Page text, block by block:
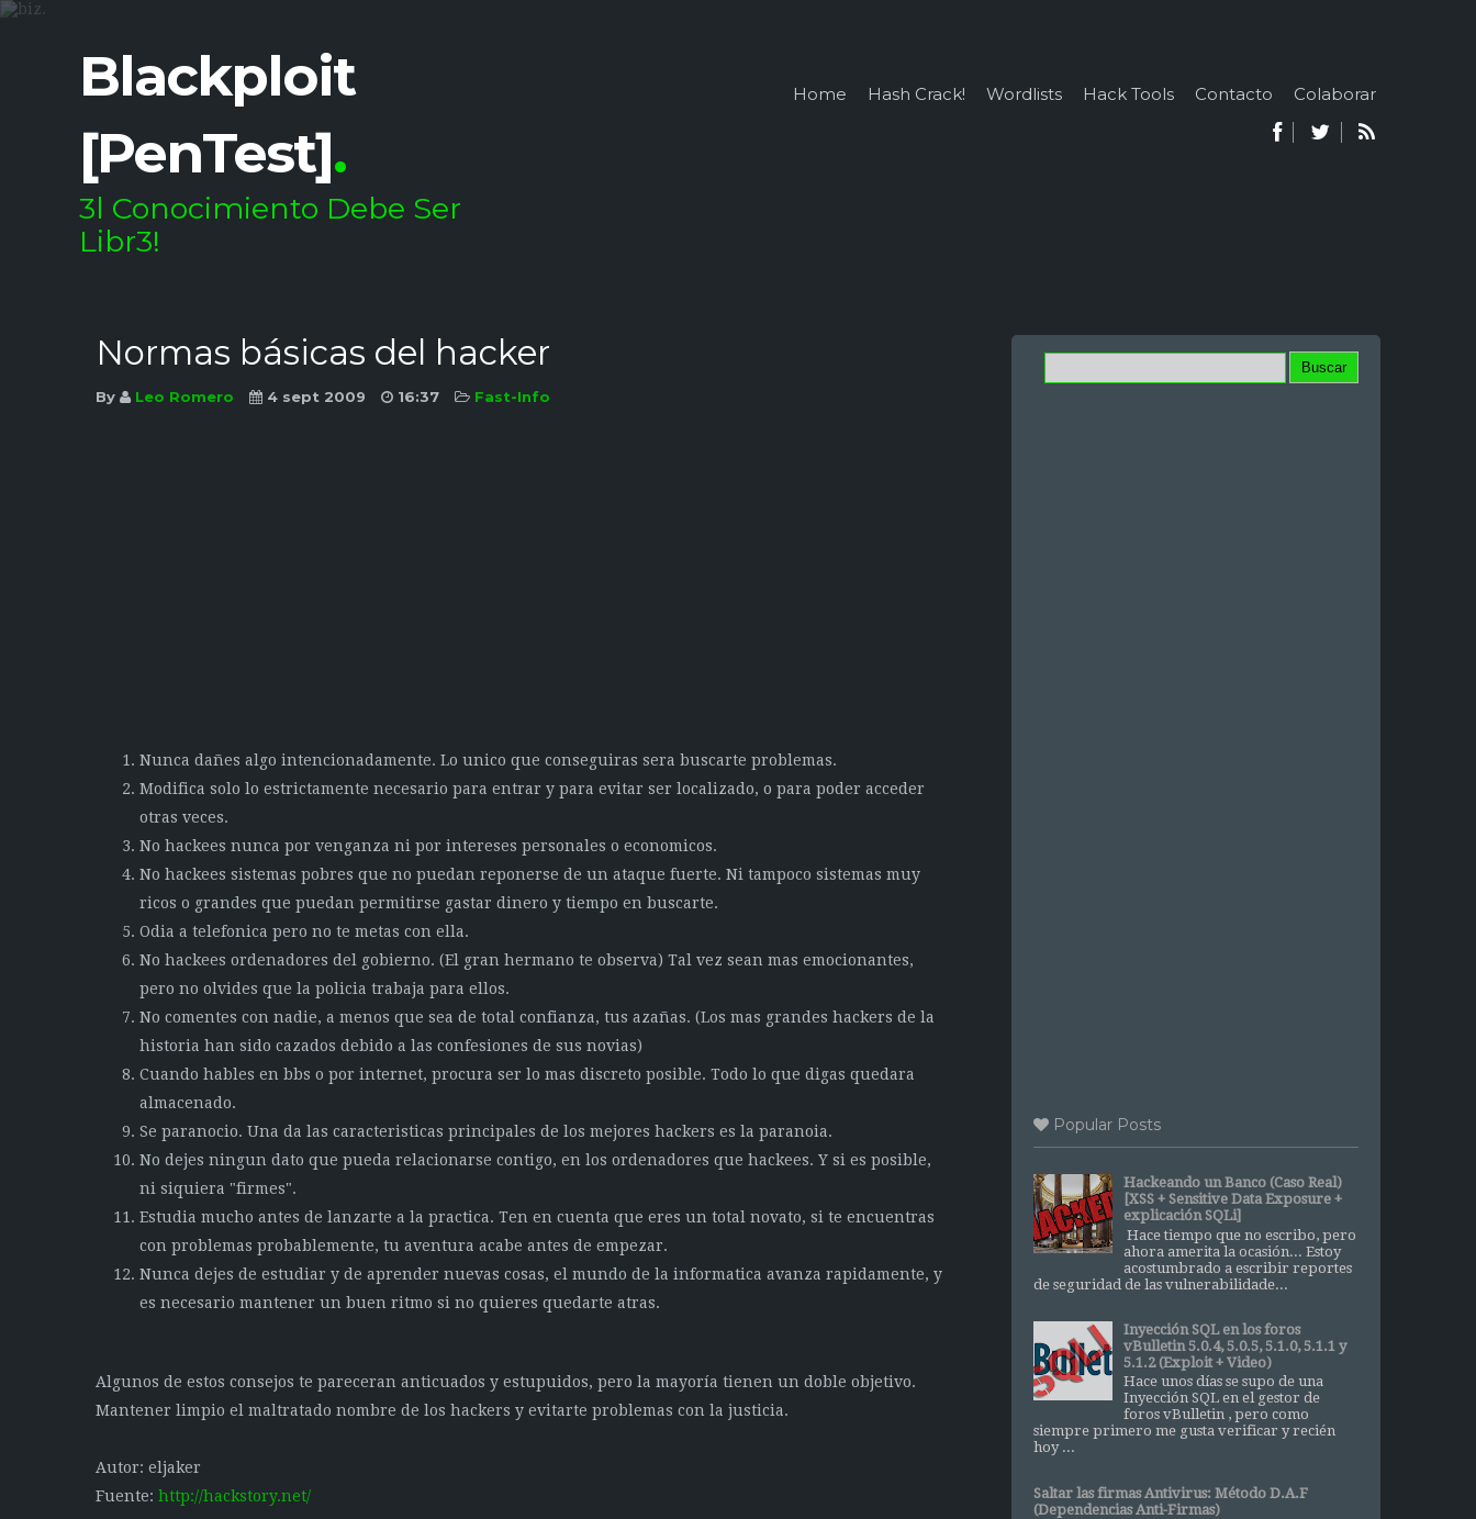
Blackploit
[PenTest].
3l Conocimiento Debe Ser
Libr3!
Home Hash Crack! Wordlists Hack Tools Contacto Colaborar
Normas básicas del hacker
By Leo Romero 4 sept 2009 16:37 Fast-Info
Nunca dañes algo intencionadamente. Lo unico que conseguiras sera buscarte problemas.
Modifica solo lo estrictamente necesario para entrar y para evitar ser localizado, o para poder acceder
otras veces.
No hackees nunca por venganza ni por intereses personales o economicos.
No hackees sistemas pobres que no puedan reponerse de un ataque fuerte. Ni tampoco sistemas muy
ricos o grandes que puedan permitirse gastar dinero y tiempo en buscarte.
Odia a telefonica pero no te metas con ella.
No hackees ordenadores del gobierno. (El gran hermano te observa) Tal vez sean mas emocionantes,
pero no olvides que la policia trabaja para ellos.
No comentes con nadie, a menos que sea de total confianza, tus azañas. (Los mas grandes hackers de la
historia han sido cazados debido a las confesiones de sus novias)
Cuando hables en bbs o por internet, procura ser lo mas discreto posible. Todo lo que digas quedara
almacenado.
Se paranocio. Una da las caracteristicas principales de los mejores hackers es la paranoia.
No dejes ningun dato que pueda relacionarse contigo, en los ordenadores que hackees. Y si es posible,
ni siquiera "firmes".
Estudia mucho antes de lanzarte a la practica. Ten en cuenta que eres un total novato, si te encuentras
con problemas probablemente, tu aventura acabe antes de empezar.
Nunca dejes de estudiar y de aprender nuevas cosas, el mundo de la informatica avanza rapidamente, y
es necesario mantener un buen ritmo si no quieres quedarte atras.
Algunos de estos consejos te pareceran anticuados y estupuidos, pero la mayoría tienen un doble objetivo.
Mantener limpio el maltratado nombre de los hackers y evitarte problemas con la justicia.
Autor: eljaker
Fuente: http://hackstory.net/
Popular Posts
Hackeando un Banco (Caso Real)
[XSS + Sensitive Data Exposure +
explicación SQLi]
Hace tiempo que no escribo, pero
ahora amerita la ocasión... Estoy
acostumbrado a escribir reportes
de seguridad de las vulnerabilidade...
Inyección SQL en los foros
vBulletin 5.0.4, 5.0.5, 5.1.0, 5.1.1 y
5.1.2 (Exploit + Video)
Hace unos días se supo de una
Inyección SQL en el gestor de
foros vBulletin , pero como
siempre primero me gusta verificar y recién
hoy ...
Saltar las firmas Antivirus: Método D.A.F
(Dependencias Anti-Firmas)